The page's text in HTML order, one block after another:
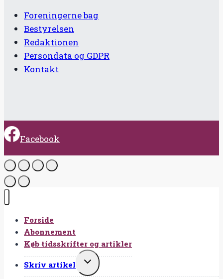
Foreningerne bag
Bestyrelsen
Redaktionen
Persondata og GDPR
Kontakt
Facebook
Forside
Abonnement
Køb tidsskrifter og artikler
Skriv artikel
SKIFT
UNDERMENU